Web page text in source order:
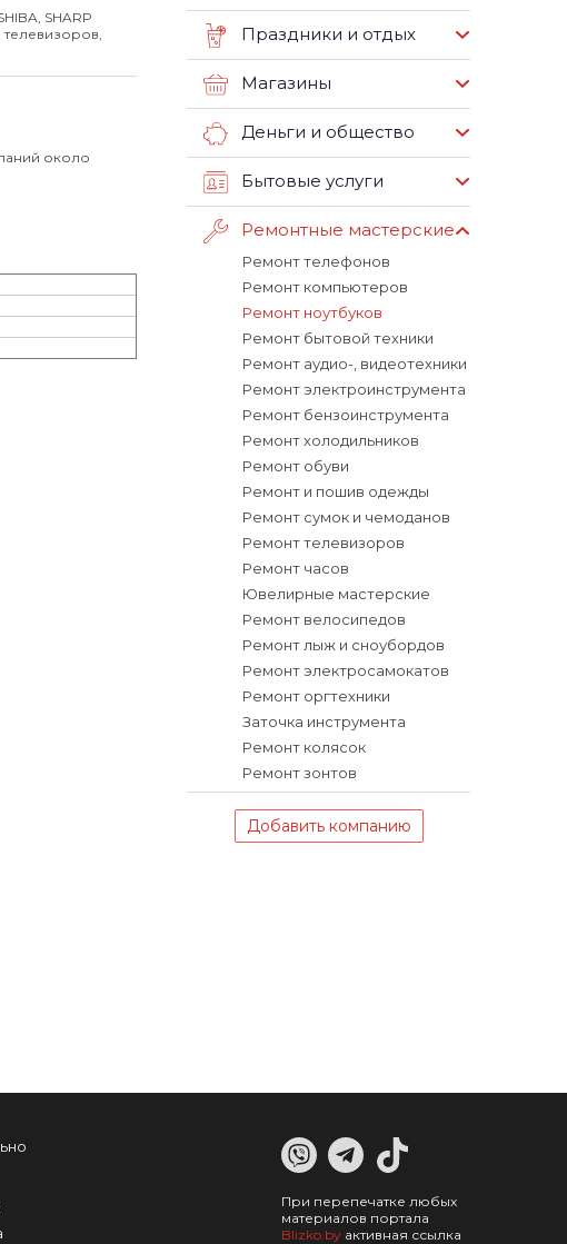
SHARP
около
Праздники и отдых
Магазины
Деньги и общество
Бытовые услуги
Ремонтные мастерские
Ремонт телефонов
Ремонт компьютеров
Ремонт ноутбуков
Ремонт бытовой техники
Ремонт аудио-, видеотехники
Ремонт электроинструмента
Ремонт бензоинструмента
Ремонт холодильников
Ремонт обуви
Ремонт и пошив одежды
Ремонт сумок и чемоданов
Ремонт телевизоров
Ремонт часов
Ювелирные мастерские
Ремонт велосипедов
Ремонт лыж и сноубордов
Ремонт электросамокатов
Ремонт оргтехники
Заточка инструмента
Ремонт колясок
Ремонт зонтов
Добавить компанию
При перепечатке любых
материалов портала
Blizko.by активная ссылка